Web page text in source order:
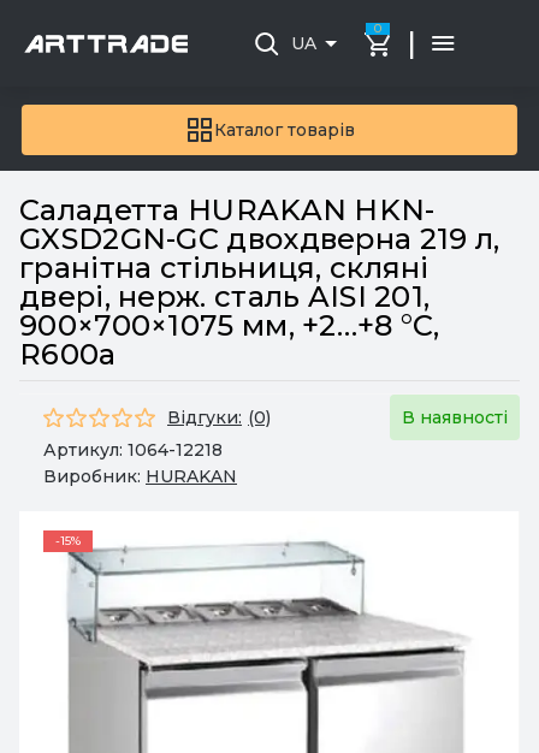
Каталог товарів
UA
0 |
Саладетта HURAKAN HKN-
GXSD2GN-GC двохдверна 219 л,
гранітна стільниця, скляні
двері, нерж. сталь AISI 201,
900×700×1075 мм, +2…+8 °C,
R600a
Відгуки: (0)
В наявності
Артикул: 1064-12218
Виробник: HURAKAN
-15%